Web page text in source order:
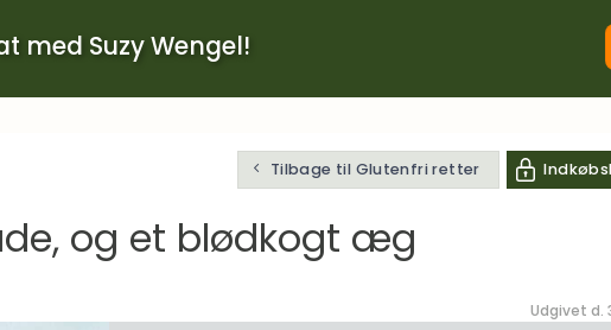
med Suzy Wengel!
Tilbage til Glutenfri retter
og et blødkogt æg
Udgivet d.